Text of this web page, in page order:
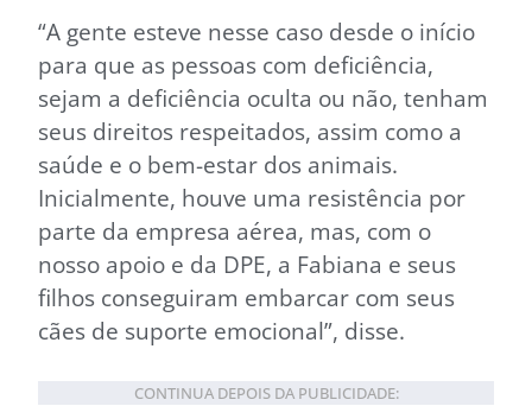
“A gente esteve nesse caso desde o início
para que as pessoas com deficiência,
sejam a deficiência oculta ou não, tenham
seus direitos respeitados, assim como a
saúde e o bem-estar dos animais.
Inicialmente, houve uma resistência por
parte da empresa aérea, mas, com o
nosso apoio e da DPE, a Fabiana e seus
filhos conseguiram embarcar com seus
cães de suporte emocional”, disse.
CONTINUA DEPOIS DA PUBLICIDADE: